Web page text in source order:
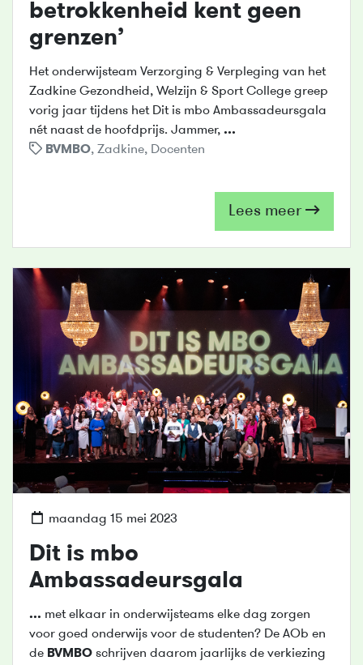
betrokkenheid kent geen
grenzen’
Het onderwijsteam Verzorging & Verpleging van het
Zadkine Gezondheid, Welzijn & Sport College greep
vorig jaar tijdens het Dit is mbo Ambassadeursgala
nét naast de hoofdprijs. Jammer, ...
BVMBO, Zadkine, Docenten
Lees meer
maandag 15 mei 2023
Dit is mbo
Ambassadeursgala
... met elkaar in onderwijsteams elke dag zorgen
voor goed onderwijs voor de studenten? De AOb en
de BVMBO schrijven daarom jaarlijks de verkiezing